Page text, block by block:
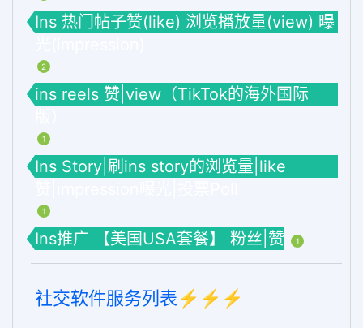
Ins 热门帖子赞(like) 浏览播放量(view) 曝
2
ins reels 赞|view（TikTok的海外国际
1
Ins Story|刷ins story的浏览量|like
1
Ins推广 【美国USA套餐】 粉丝|赞 1
社交软件服务列表⚡️⚡️⚡️